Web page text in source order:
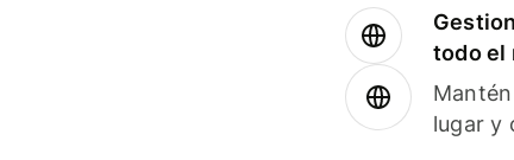
todo el
lugar y